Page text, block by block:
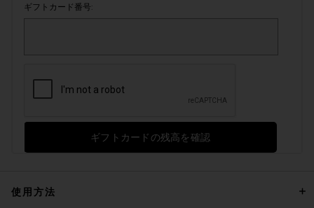
ギフトカード番号:
ギフトカードの残高を確認
使用方法